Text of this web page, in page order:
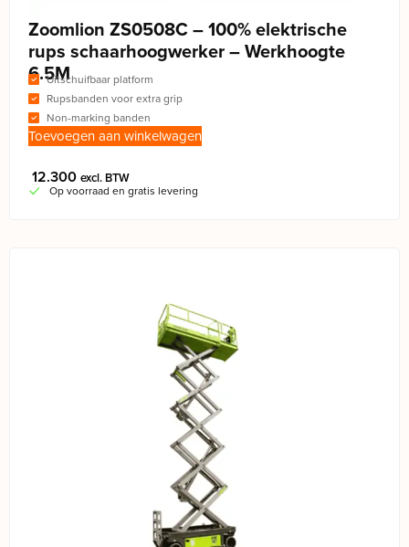
Zoomlion ZS0508C – 100% elektrische
rups schaarhoogwerker – Werkhoogte
6.5M
Uitschuifbaar platform
Rupsbanden voor extra grip
Non-marking banden
Toevoegen aan winkelwagen
12.300 excl. BTW
Op voorraad en gratis levering